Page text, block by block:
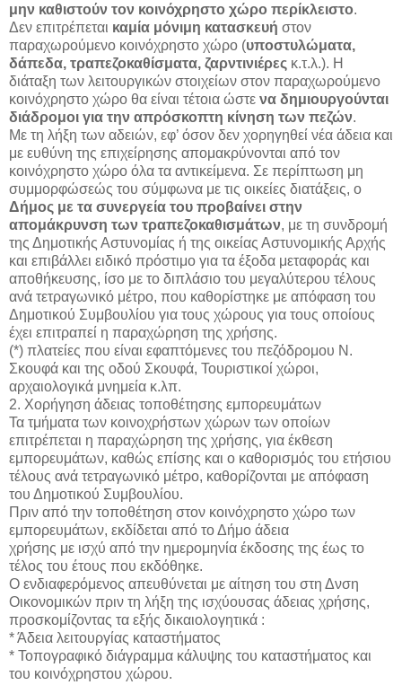
μην καθιστούν τον κοινόχρηστο χώρο περίκλειστο.
Δεν επιτρέπεται καμία μόνιμη κατασκευή στον
παραχωρούμενο κοινόχρηστο χώρο (υποστυλώματα,
δάπεδα, τραπεζοκαθίσματα, ζαρντινιέρες κ.τ.λ.). Η
διάταξη των λειτουργικών στοιχείων στον παραχωρούμενο
κοινόχρηστο χώρο θα είναι τέτοια ώστε να δημιουργούνται
διάδρομοι για την απρόσκοπτη κίνηση των πεζών.
Με τη λήξη των αδειών, εφ’ όσον δεν χορηγηθεί νέα άδεια και
με ευθύνη της επιχείρησης απομακρύνονται από τον
κοινόχρηστο χώρο όλα τα αντικείμενα. Σε περίπτωση μη
συμμορφώσεώς του σύμφωνα με τις οικείες διατάξεις, ο
Δήμος με τα συνεργεία του προβαίνει στην
απομάκρυνση των τραπεζοκαθισμάτων, με τη συνδρομή
της Δημοτικής Αστυνομίας ή της οικείας Αστυνομικής Αρχής
και επιβάλλει ειδικό πρόστιμο για τα έξοδα μεταφοράς και
αποθήκευσης, ίσο με το διπλάσιο του μεγαλύτερου τέλους
ανά τετραγωνικό μέτρο, που καθορίστηκε με απόφαση του
Δημοτικού Συμβουλίου για τους χώρους για τους οποίους
έχει επιτραπεί η παραχώρηση της χρήσης.
(*) πλατείες που είναι εφαπτόμενες του πεζόδρομου Ν.
Σκουφά και της οδού Σκουφά, Τουριστικοί χώροι,
αρχαιολογικά μνημεία κ.λπ.
2. Χορήγηση άδειας τοποθέτησης εμπορευμάτων
Τα τμήματα των κοινοχρήστων χώρων των οποίων
επιτρέπεται η παραχώρηση της χρήσης, για έκθεση
εμπορευμάτων, καθώς επίσης και ο καθορισμός του ετήσιου
τέλους ανά τετραγωνικό μέτρο, καθορίζονται με απόφαση
του Δημοτικού Συμβουλίου.
Πριν από την τοποθέτηση στον κοινόχρηστο χώρο των
εμπορευμάτων, εκδίδεται από το Δήμο άδεια
χρήσης με ισχύ από την ημερομηνία έκδοσης της έως το
τέλος του έτους που εκδόθηκε.
Ο ενδιαφερόμενος απευθύνεται με αίτηση του στη Δνση
Οικονομικών πριν τη λήξη της ισχύουσας άδειας χρήσης,
προσκομίζοντας τα εξής δικαιολογητικά :
* Άδεια λειτουργίας καταστήματος
* Τοπογραφικό διάγραμμα κάλυψης του καταστήματος και
του κοινόχρηστου χώρου.